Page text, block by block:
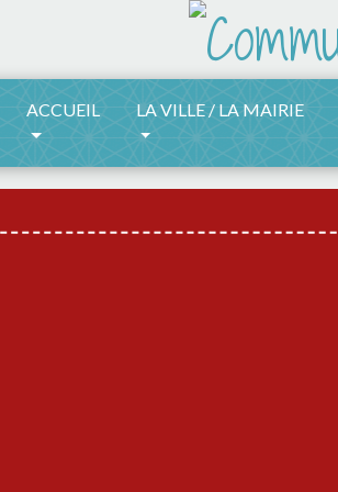
ACCUEIL LA VILLE / LA MAIRIE